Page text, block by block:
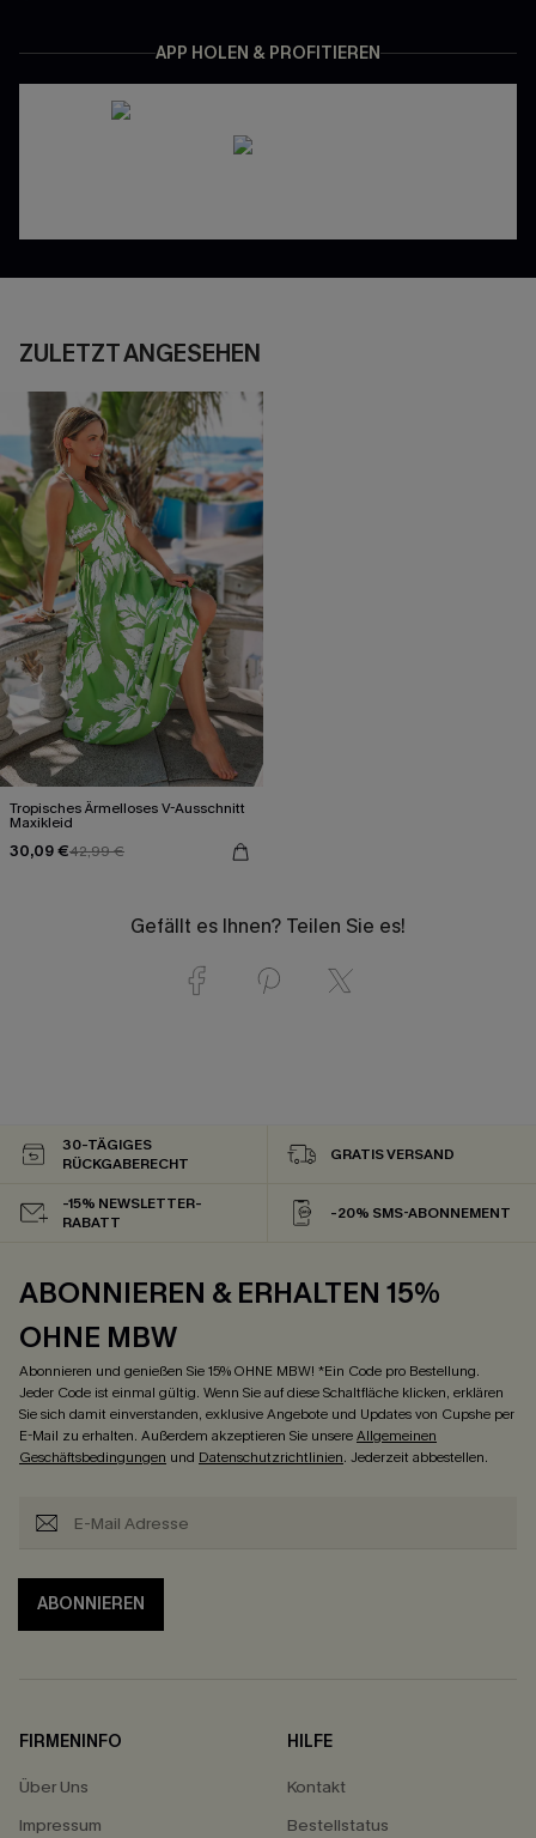
APP HOLEN & PROFITIEREN
ZULETZT ANGESEHEN
Tropisches Ärmelloses V-Ausschnitt
Maxikleid
30,09 €42,99 €
Gefällt es Ihnen? Teilen Sie es!
30-TÄGIGES
RÜCKGABERECHT
GRATIS VERSAND
-15% NEWSLETTER-
RABATT
-20% SMS-ABONNEMENT
ABONNIEREN & ERHALTEN 15%
OHNE MBW
Abonnieren und genießen Sie 15% OHNE MBW! *Ein Code pro Bestellung.
Jeder Code ist einmal gültig. Wenn Sie auf diese Schaltfläche klicken, erklären
Sie sich damit einverstanden, exklusive Angebote und Updates von Cupshe per
E-Mail zu erhalten. Außerdem akzeptieren Sie unsereAllgemeinen
Geschäftsbedingungen und Datenschutzrichtlinien. Jederzeit abbestellen.
ABONNIEREN
FIRMENINFO
Über Uns
Impressum
HILFE
Kontakt
Bestellstatus